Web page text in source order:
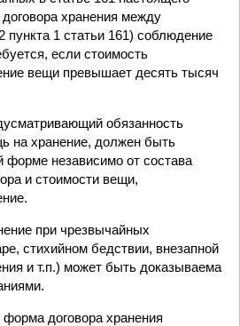
хранения между
пункта 1 статьи 161) соблюдение
если стоимость
вещи превышает десять тысяч
обязанность
на хранение, должен быть
форме независимо от состава
и стоимости вещи,
при чрезвычайных
стихийном бедствии, внезапной
и т.п.) может быть доказываема
договора хранения